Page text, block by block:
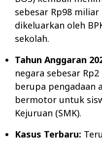
sebesar Rp98 miliar
dikeluarkan oleh
sekolah.
Tahun Anggaran
negara sebesar
berupa pengadaan
bermotor untuk
Kejuruan (SMK).
Kasus Terbaru: